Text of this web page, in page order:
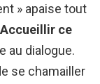
» apaise tout
Accueillir ce
au dialogue.
se chamailler